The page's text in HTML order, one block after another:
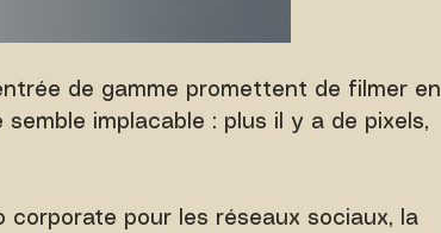
de gamme promettent de filmer en
implacable : plus il y a de pixels,
pour les réseaux sociaux, la